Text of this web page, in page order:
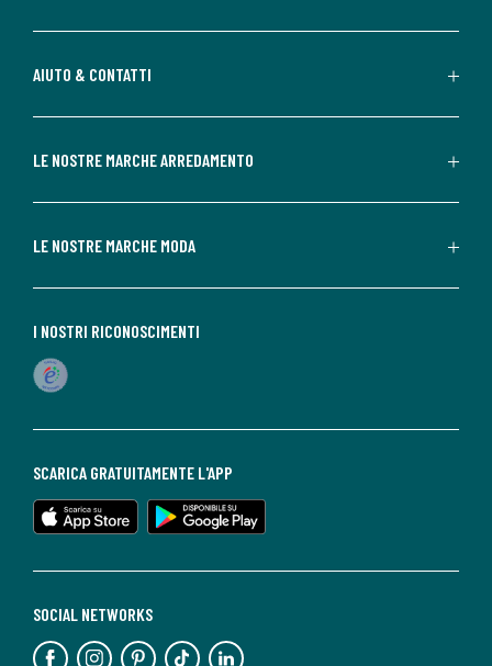
AIUTO & CONTATTI
LE NOSTRE MARCHE ARREDAMENTO
LE NOSTRE MARCHE MODA
SOCIAL NETWORKS
SCARICA GRATUITAMENTE L'APP
I NOSTRI RICONOSCIMENTI